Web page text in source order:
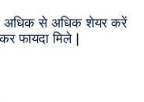
अधिक से अधिक शेयर करें
फायदा मिले |